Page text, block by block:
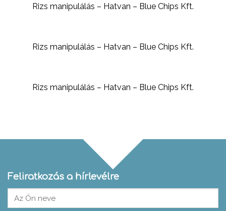
Rizs manipulálás – Hatvan – Blue Chips Kft.
Rizs manipulálás – Hatvan – Blue Chips Kft.
Rizs manipulálás – Hatvan – Blue Chips Kft.
Feliratkozás a hírlevélre